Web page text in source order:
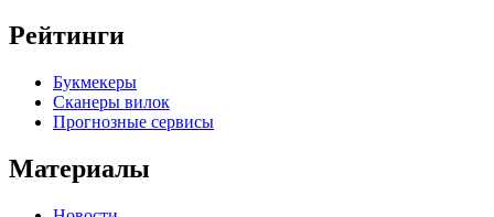
Рейтинги
Букмекеры
Сканеры вилок
Прогнозные сервисы
Материалы